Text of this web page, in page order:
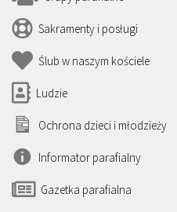
Sakramenty i posługi
Ślub w naszym kościele
Ludzie
Ochrona dzieci i młodzieży
Informator parafialny
Gazetka parafialna